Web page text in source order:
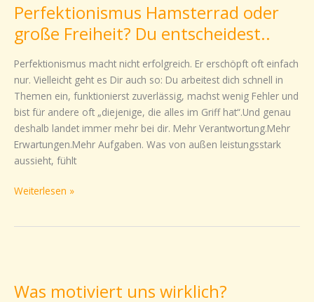
Perfektionismus Hamsterrad oder
große Freiheit? Du entscheidest..
Perfektionismus macht nicht erfolgreich. Er erschöpft oft einfach
nur. Vielleicht geht es Dir auch so: Du arbeitest dich schnell in
Themen ein, funktionierst zuverlässig, machst wenig Fehler und
bist für andere oft „diejenige, die alles im Griff hat“.Und genau
deshalb landet immer mehr bei dir. Mehr Verantwortung.Mehr
Erwartungen.Mehr Aufgaben. Was von außen leistungsstark
aussieht, fühlt
oder
Freiheit?
Du
entscheidest..
Weiterlesen »
Was motiviert uns wirklich?
uns